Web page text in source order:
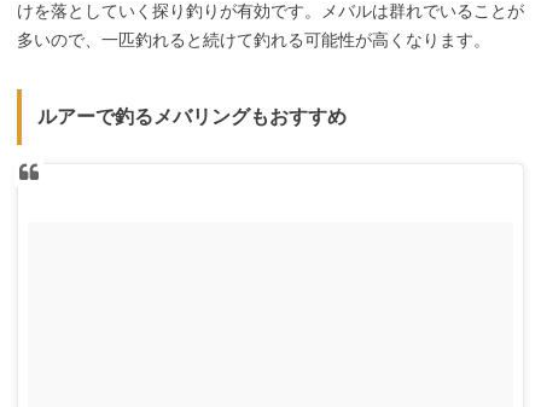
けを落としていく探り釣りが有効です。メバルは群れでいることが
多いので、一匹釣れると続けて釣れる可能性が高くなります。
ルアーで釣るメバリングもおすすめ